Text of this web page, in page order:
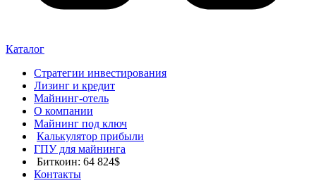
Каталог
Стратегии инвестирования
Лизинг и кредит
Майнинг-отель
О компании
Майнинг под ключ
Калькулятор прибыли
ГПУ для майнинга
Биткоин: 64 824$
Контакты